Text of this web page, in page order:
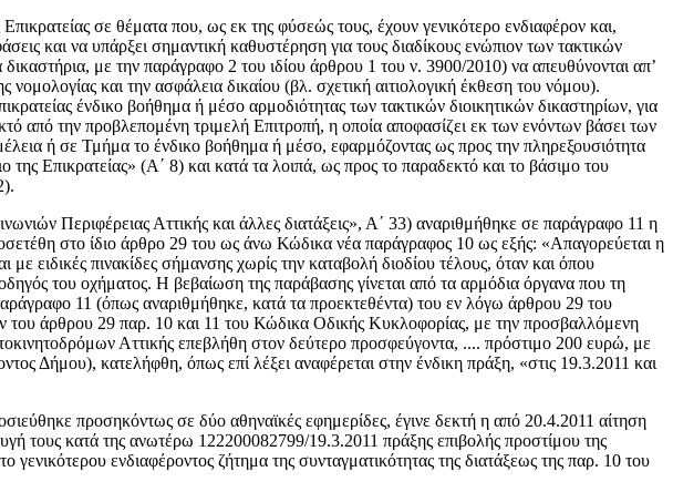
σε θέματα που, ως εκ της φύσεώς τους, έχουν γενικότερο ενδιαφέρον και,
και να υπάρξει σημαντική καθυστέρηση για τους διαδίκους ενώπιον των τακτικών
δικαστήρια, με την παράγραφο 2 του ιδίου άρθρου 1 του ν. 3900/2010) να απευθύνονται απ’
νομολογίας και την ασφάλεια δικαίου (βλ. σχετική αιτιολογική έκθεση του νόμου).
ένδικο βοήθημα ή μέσο αρμοδιότητας των τακτικών διοικητικών δικαστηρίων, για
από την προβλεπομένη τριμελή Επιτροπή, η οποία αποφασίζει εκ των ενόντων βάσει των
ή σε Τμήμα το ένδικο βοήθημα ή μέσο, εφαρμόζοντας ως προς την πληρεξουσιότητα
Επικρατείας» (Α΄ 8) και κατά τα λοιπά, ως προς το παραδεκτό και το βάσιμο του
Περιφέρειας Αττικής και άλλες διατάξεις», Α΄ 33) αναριθμήθηκε σε παράγραφο 11 η
στο ίδιο άρθρο 29 του ως άνω Κώδικα νέα παράγραφος 10 ως εξής: «Απαγορεύεται η
ειδικές πινακίδες σήμανσης χωρίς την καταβολή διοδίου τέλους, όταν και όπου
του οχήματος. Η βεβαίωση της παράβασης γίνεται από τα αρμόδια όργανα που τη
11 (όπως αναριθμήθηκε, κατά τα προεκτεθέντα) του εν λόγω άρθρου 29 του
άρθρου 29 παρ. 10 και 11 του Κώδικα Οδικής Κυκλοφορίας, με την προσβαλλόμενη
Αττικής επεβλήθη στον δεύτερο προσφεύγοντα, .... πρόστιμο 200 ευρώ, με
Δήμου), κατελήφθη, όπως επί λέξει αναφέρεται στην ένδικη πράξη, «στις 19.3.2011 και
προσηκόντως σε δύο αθηναϊκές εφημερίδες, έγινε δεκτή η από 20.4.2011 αίτηση
τους κατά της ανωτέρω 122200082799/19.3.2011 πράξης επιβολής προστίμου της
ενδιαφέροντος ζήτημα της συνταγματικότητας της διατάξεως της παρ. 10 του